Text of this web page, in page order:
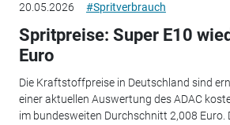
20.05.2026 #Spritverbrauch
Spritpreise: Super E10
Euro
Die Kraftstoffpreise in Deutschland sind
einer aktuellen Auswertung des ADAC
im bundesweiten Durchschnitt 2,008 Euro.